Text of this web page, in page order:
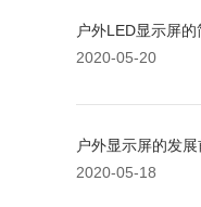
户外LED显示屏的
2020-05-20
户外显示屏的发
2020-05-18